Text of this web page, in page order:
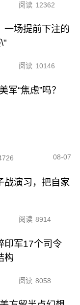
阅读 12362
一场提前下注的
阅读 10146
“焦虑”吗？
08-07
战演习，把自家
阅读 8914
印军17个司令
构
阅读 8058